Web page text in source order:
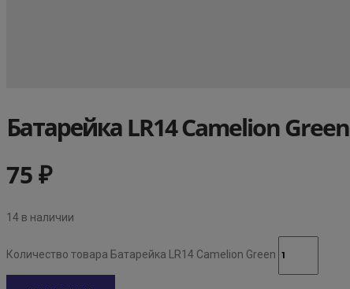
Батарейка LR14 Camelion Green
75₽
14 в наличии
Количество товара Батарейка LR14 Camelion Green